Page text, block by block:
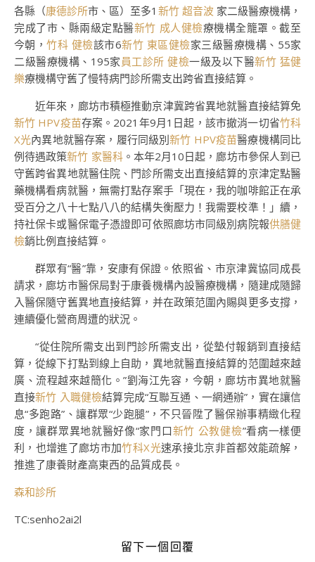
各縣（康德診所市、區）至多1 新竹 超音波 家二級醫療機構，
完成了市、縣兩級定點醫新竹 成人健檢療機構全籠罩。截至
今朝，竹科 健檢該市6新竹 東區健檢家三級醫療機構、55家
二級醫療機構、195家 員工診所 健檢一級及以下醫新竹 猛健
樂療機構守舊了慢特病門診所需支出跨省直接結算。
近年來，廊坊市積極推動京津冀跨省異地就醫直接結算免
新竹 HPV疫苗存案。2021年9月1日起，該市撤消一切省竹科
X光內異地就醫存案，履行同級別新竹 HPV疫苗醫療機構同比
例待遇政策新竹 家醫科。本年2月10日起，廊坊市參保人到已
守舊跨省異地就醫住院、門診所需支出直接結算的京津定點醫
藥機構看病就醫，無需打點存案手「現在，我的咖啡館正在承
受百分之八十七點八八的結構失衡壓力！我需要校準！」續，
持社保卡或醫保電子憑證即可依照廊坊市同級別病院報供膳健
檢銷比例直接結算。
群眾有“醫”靠，安康有保證。依照省、市京津冀協同成長
請求，廊坊市醫保局對于康養機構內設醫療機構，隨建成隨歸
入醫保隨守舊異地直接結算，并在政策范圍內賜與更多支撐，
連續優化營商周遭的狀況。
“從住院所需支出到門診所需支出，從墊付報銷到直接結
算，從線下打點到線上自助，異地就醫直接結算的范圍越來越
廣、流程越來越簡化。”劉海江先容，今朝，廊坊市異地就醫
直接新竹 入職健檢結算完成“互聯互通、一網通辦”，實在讓信
息“多跑路”、讓群眾“少跑腿”，不只晉陞了醫保辦事精緻化程
度，讓群眾異地就醫好像“家門口新竹 公教健檢”看病一樣便
利，也增進了廊坊市加竹科X光速承接北京非首都效能疏解，
推進了康養財產高東西的品質成長。
森和診所
TC:senho2ai2l
留下一個回覆